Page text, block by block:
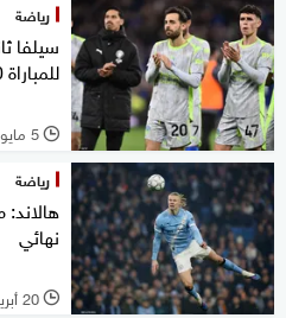
رياضة
سيلفا
للمباراة 300 بالبريميرليغ
l 5 مايو 2026
رياضة
هالاند:
نهائي
l 20 أبريل 2026